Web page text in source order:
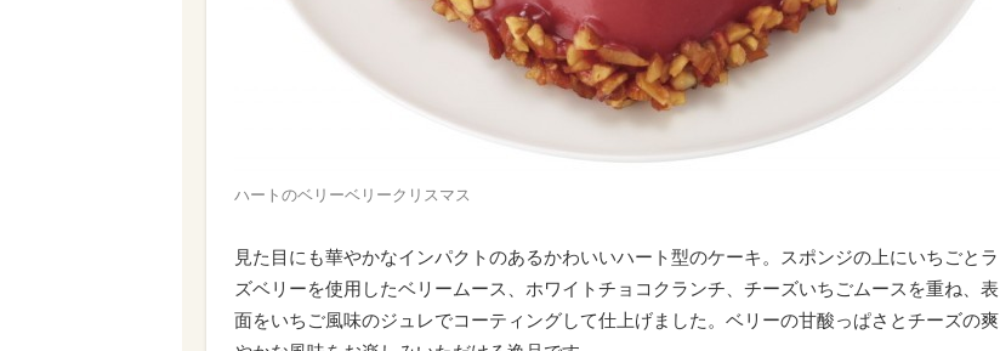
ハートのベリーベリークリスマス
見た目にも華やかなインパクトのあるかわいいハート型のケーキ。スポンジの上にいちごとラ
ズベリーを使用したベリームース、ホワイトチョコクランチ、チーズいちごムースを重ね、表
面をいちご風味のジュレでコーティングして仕上げました。ベリーの甘酸っぱさとチーズの爽